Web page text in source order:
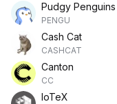
Pudgy Penguins
PENGU
Cash Cat
CASHCAT
Canton
CC
IoTeX